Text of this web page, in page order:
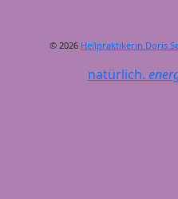
© 2026 Heilpraktikerin Doris
natürlich.